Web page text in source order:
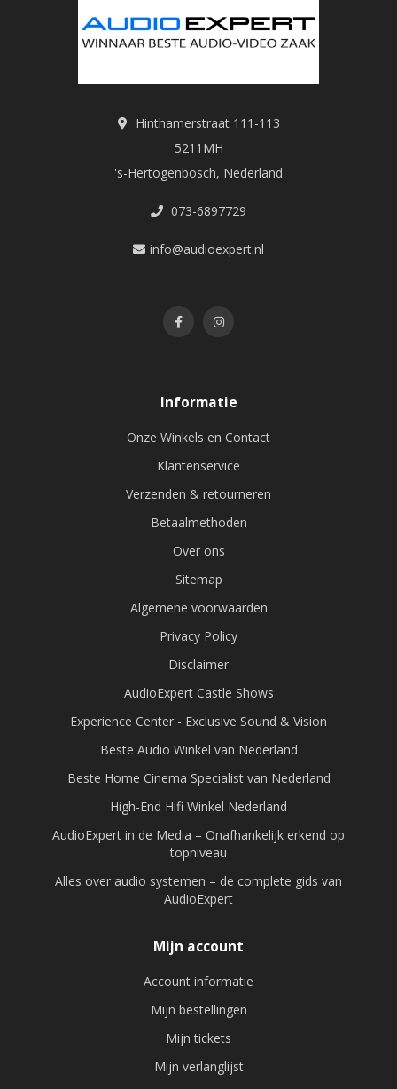
Hinthamerstraat 111-113
5211MH
's-Hertogenbosch, Nederland
073-6897729
info@audioexpert.nl
Informatie
Onze Winkels en Contact
Klantenservice
Verzenden & retourneren
Betaalmethoden
Over ons
Sitemap
Algemene voorwaarden
Privacy Policy
Disclaimer
AudioExpert Castle Shows
Experience Center - Exclusive Sound & Vision
Beste Audio Winkel van Nederland
Beste Home Cinema Specialist van Nederland
High-End Hifi Winkel Nederland
AudioExpert in de Media – Onafhankelijk erkend op
topniveau
Alles over audio systemen – de complete gids van
AudioExpert
Mijn account
Account informatie
Mijn bestellingen
Mijn tickets
Mijn verlanglijst